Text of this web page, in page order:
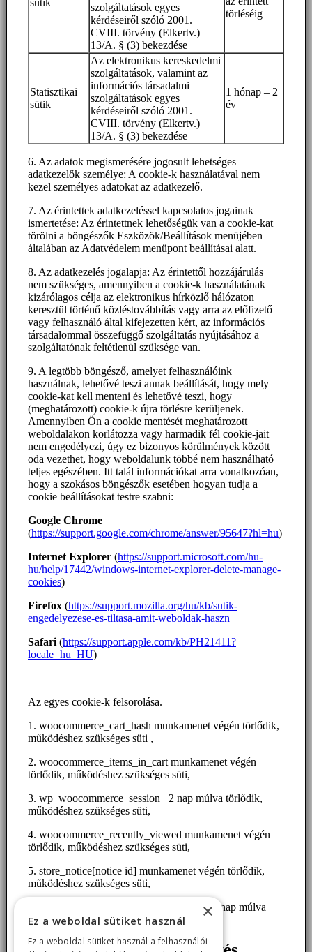
sütik
szolgáltatások egyes
kérdéseiről szóló 2001.
CVIII. törvény (Elkertv.)
13/A. § (3) bekezdése
törléséig
Statisztikai
sütik
Az elektronikus kereskedelmi
szolgáltatások, valamint az
információs társadalmi
szolgáltatások egyes
kérdéseiről szóló 2001.
CVIII. törvény (Elkertv.)
13/A. § (3) bekezdése
1 hónap – 2
év
6. Az adatok megismerésére jogosult lehetséges
adatkezelők személye: A cookie-k használatával nem
kezel személyes adatokat az adatkezelő.
7. Az érintettek adatkezeléssel kapcsolatos jogainak
ismertetése: Az érintettnek lehetőségük van a cookie-kat
törölni a böngészők Eszközök/Beállítások menüjében
általában az Adatvédelem menüpont beállításai alatt.
8. Az adatkezelés jogalapja: Az érintettől hozzájárulás
nem szükséges, amennyiben a cookie-k használatának
kizárólagos célja az elektronikus hírközlő hálózaton
keresztül történő közléstovábbítás vagy arra az előfizető
vagy felhasználó által kifejezetten kért, az információs
társadalommal összefüggő szolgáltatás nyújtásához a
szolgáltatónak feltétlenül szüksége van.
9. A legtöbb böngésző, amelyet felhasználóink
használnak, lehetővé teszi annak beállítását, hogy mely
cookie-kat kell menteni és lehetővé teszi, hogy
(meghatározott) cookie-k újra törlésre kerüljenek.
Amennyiben Ön a cookie mentését meghatározott
weboldalakon korlátozza vagy harmadik fél cookie-jait
nem engedélyezi, úgy ez bizonyos körülmények között
oda vezethet, hogy weboldalunk többé nem használható
teljes egészében. Itt talál információkat arra vonatkozóan,
hogy a szokásos böngészők esetében hogyan tudja a
cookie beállításokat testre szabni:
Google Chrome
(https://support.google.com/chrome/answer/95647?hl=hu)
Internet Explorer (https://support.microsoft.com/hu-
hu/help/17442/windows-internet-explorer-delete-manage-
cookies)
Firefox (https://support.mozilla.org/hu/kb/sutik-
engedelyezese-es-tiltasa-amit-weboldak-haszn
Safari (https://support.apple.com/kb/PH21411?
locale=hu_HU)
Az egyes cookie-k felsorolása.
1. woocommerce_cart_hash munkamenet végén törlődik,
működéshez szükséges süti ,
2. woocommerce_items_in_cart munkamenet végén
törlődik, működéshez szükséges süti,
3. wp_woocommerce_session_ 2 nap múlva törlődik,
működéshez szükséges süti,
4. woocommerce_recently_viewed munkamenet végén
törlődik, működéshez szükséges süti,
5. store_notice[notice id] munkamenet végén törlődik,
működéshez szükséges süti,
6. Plusz WordPress bejelentkezési süti – 15 nap múlva
törlődik, működéshez szükséges süti
×
Ez a weboldal sütiket használ
Ez a weboldal sütiket használ a felhasználói